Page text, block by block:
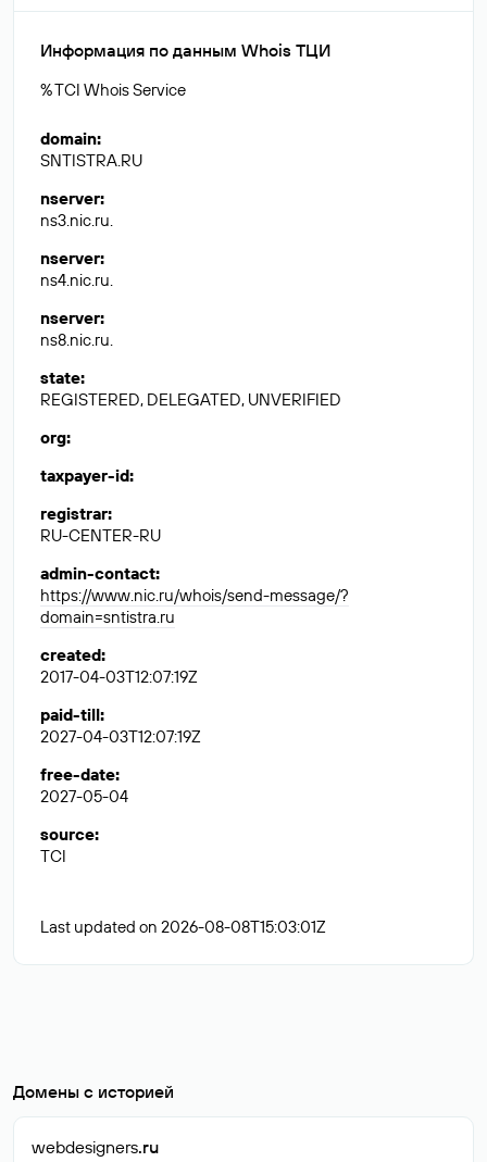
Информация по данным Whois ТЦИ
% TCI Whois Service
domain:
SNTISTRA.RU
nserver:
ns3.nic.ru.
nserver:
ns4.nic.ru.
nserver:
ns8.nic.ru.
state:
REGISTERED, DELEGATED, UNVERIFIED
org:
taxpayer-id:
registrar:
RU-CENTER-RU
admin-contact:
https://www.nic.ru/whois/send-message/?
domain=sntistra.ru
created:
2017-04-03T12:07:19Z
paid-till:
2027-04-03T12:07:19Z
free-date:
2027-05-04
source:
TCI
Last updated on 2026-08-08T15:03:01Z
Домены с историей
webdesigners.ru